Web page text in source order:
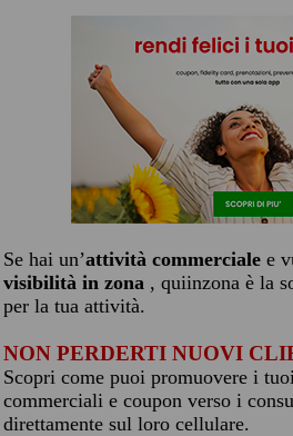
Se hai un’attività commerciale e
visibilità in zona , quiinzona è la
per la tua attività.
NON PERDERTI NUOVI
Scopri come puoi promuovere i
commerciali e coupon verso i
direttamente sul loro cellulare.